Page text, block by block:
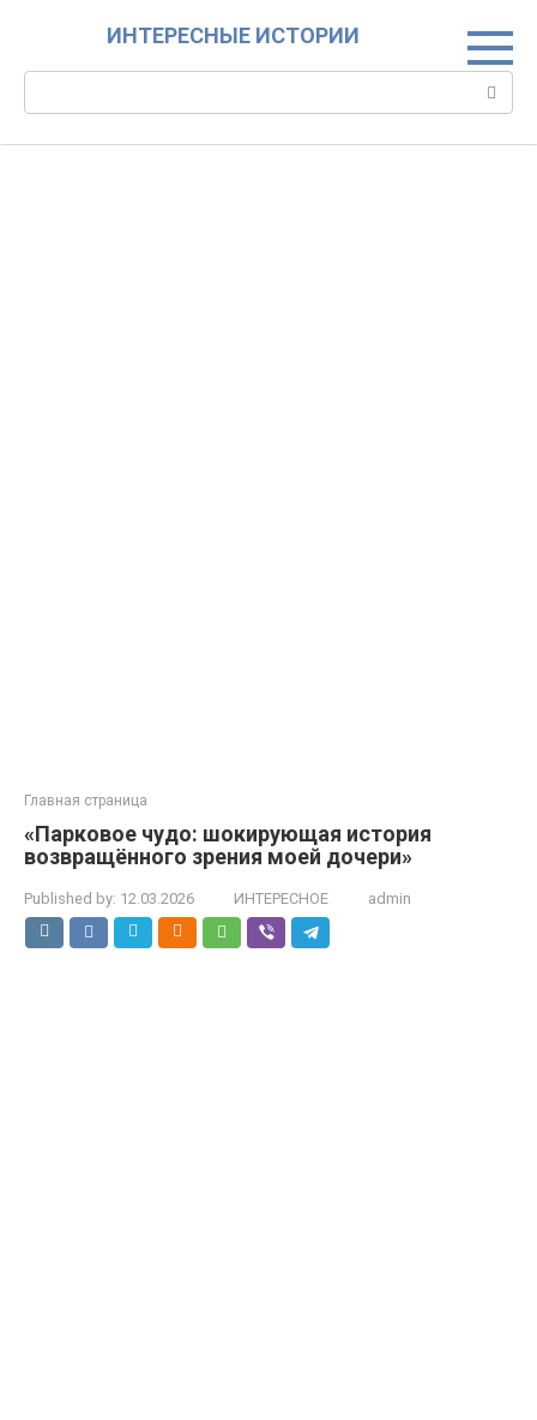
ИНТЕРЕСНЫЕ ИСТОРИИ
Главная страница
«Парковое чудо: шокирующая история
возвращённого зрения моей дочери»
Published by: 12.03.2026 ИНТЕРЕСНОЕ admin